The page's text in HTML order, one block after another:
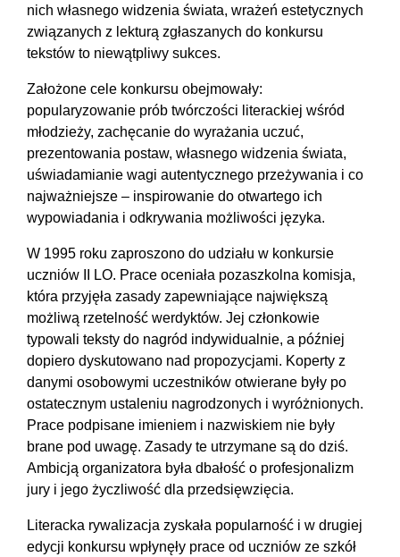
nich własnego widzenia świata, wrażeń estetycznych
związanych z lekturą zgłaszanych do konkursu
tekstów to niewątpliwy sukces.
Założone cele konkursu obejmowały:
popularyzowanie prób twórczości literackiej wśród
młodzieży, zachęcanie do wyrażania uczuć,
prezentowania postaw, własnego widzenia świata,
uświadamianie wagi autentycznego przeżywania i co
najważniejsze – inspirowanie do otwartego ich
wypowiadania i odkrywania możliwości języka.
W 1995 roku zaproszono do udziału w konkursie
uczniów II LO. Prace oceniała pozaszkolna komisja,
która przyjęła zasady zapewniające największą
możliwą rzetelność werdyktów. Jej członkowie
typowali teksty do nagród indywidualnie, a później
dopiero dyskutowano nad propozycjami. Koperty z
danymi osobowymi uczestników otwierane były po
ostatecznym ustaleniu nagrodzonych i wyróżnionych.
Prace podpisane imieniem i nazwiskiem nie były
brane pod uwagę. Zasady te utrzymane są do dziś.
Ambicją organizatora była dbałość o profesjonalizm
jury i jego życzliwość dla przedsięwzięcia.
Literacka rywalizacja zyskała popularność i w drugiej
edycji konkursu wpłynęły prace od uczniów ze szkół